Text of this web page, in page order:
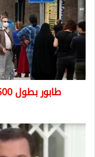
500
متر
أمام
شعبة
PTT
في
دنيزلي
والسلطات
صحيفة